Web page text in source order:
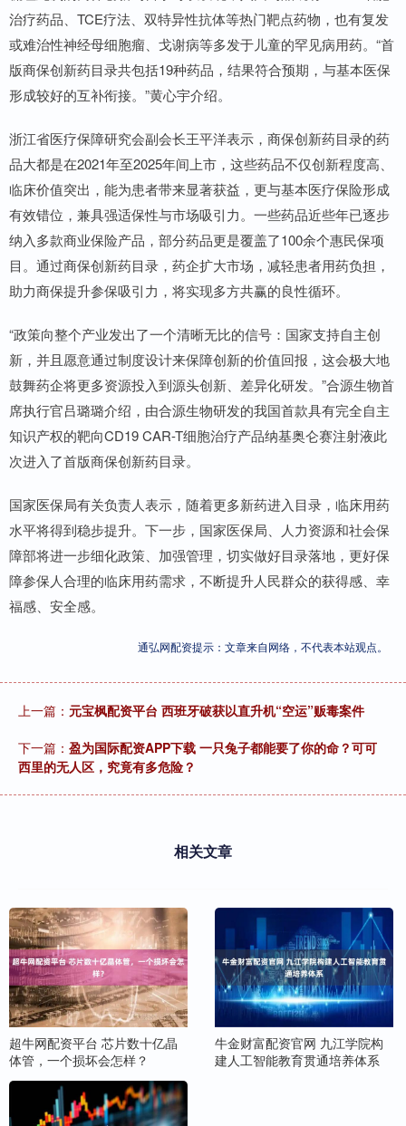
治疗药品、TCE疗法、双特异性抗体等热门靶点药物，也有复发
或难治性神经母细胞瘤、戈谢病等多发于儿童的罕见病用药。“首
版商保创新药目录共包括19种药品，结果符合预期，与基本医保
形成较好的互补衔接。”黄心宇介绍。
浙江省医疗保障研究会副会长王平洋表示，商保创新药目录的药
品大都是在2021年至2025年间上市，这些药品不仅创新程度高、
临床价值突出，能为患者带来显著获益，更与基本医疗保险形成
有效错位，兼具强适保性与市场吸引力。一些药品近些年已逐步
纳入多款商业保险产品，部分药品更是覆盖了100余个惠民保项
目。通过商保创新药目录，药企扩大市场，减轻患者用药负担，
助力商保提升参保吸引力，将实现多方共赢的良性循环。
“政策向整个产业发出了一个清晰无比的信号：国家支持自主创
新，并且愿意通过制度设计来保障创新的价值回报，这会极大地
鼓舞药企将更多资源投入到源头创新、差异化研发。”合源生物首
席执行官吕璐璐介绍，由合源生物研发的我国首款具有完全自主
知识产权的靶向CD19 CAR-T细胞治疗产品纳基奥仑赛注射液此
次进入了首版商保创新药目录。
国家医保局有关负责人表示，随着更多新药进入目录，临床用药
水平将得到稳步提升。下一步，国家医保局、人力资源和社会保
障部将进一步细化政策、加强管理，切实做好目录落地，更好保
障参保人合理的临床用药需求，不断提升人民群众的获得感、幸
福感、安全感。
通弘网配资提示：文章来自网络，不代表本站观点。
上一篇： 元宝枫配资平台 西班牙破获以直升机“空运”贩毒案件
下一篇： 盈为国际配资APP下载 一只兔子都能要了你的命？可可
西里的无人区，究竟有多危险？
相关文章
超牛网配资平台 芯片数十亿晶
体管，一个损坏会怎样？
牛金财富配资官网 九江学院构
建人工智能教育贯通培养体系